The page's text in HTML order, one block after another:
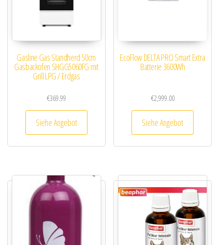
Gasline Gas Standherd 50cm
Gasbackofen SHGG5060FG mit
Grill LPG / Erdgas
€369.99
Siehe Angebot
EcoFlow DELTA PRO Smart Extra
Batterie 3600Wh
€2,999.00
Siehe Angebot